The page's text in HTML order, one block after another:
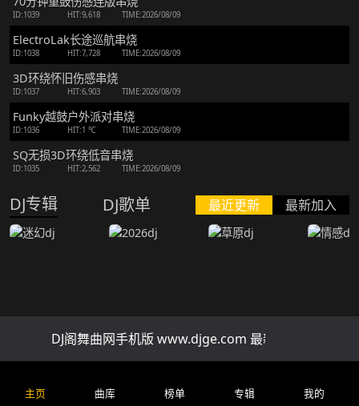
ID:1039 HIT:9,618 TIME:2026/08/09
ElectroLak长途巡航串烧
ID:1038 HIT:7,728 TIME:2026/08/09
3D环绕怀旧伤感串烧
ID:1037 HIT:6,903 TIME:2026/08/09
Funky越鼓户外派对串烧
ID:1036 HIT:1 ℃ TIME:2026/08/09
SQ无损3D环绕低音串烧
ID:1035 HIT:2,562 TIME:2026/08/09
DJ专辑 DJ歌单 最近更新 最新加入
排行榜 精品串烧 慢歌串烧 酒吧串烧 车
全网上头改编新歌一小时自驾连贯车载串烧
DJ阁舞曲网手机版 www.djge.com 最新好听免费下载
主页 曲库 榜单 专辑 我的